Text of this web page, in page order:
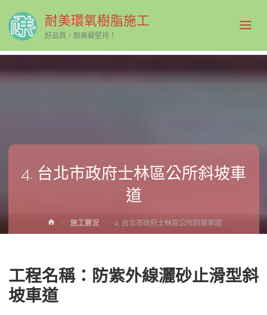
耐美環氧樹脂施工
好品質，耐美最堅持！
4. 台北市政府士林區公所斜坡車
道
Home施工實況 4. 台北市政府士林區公所斜坡車道
工程名稱：防紫外線灑砂止滑型斜
坡車道